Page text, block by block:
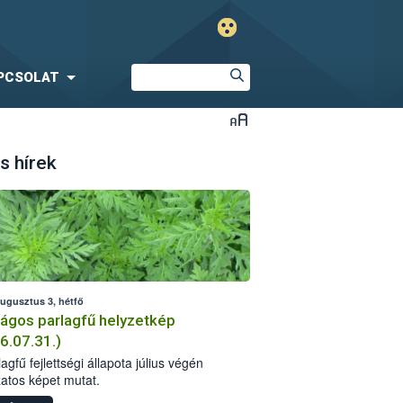
hírek
3, hétfő
parlagfű helyzetkép
fejlettségi állapota július végén
képet mutat.